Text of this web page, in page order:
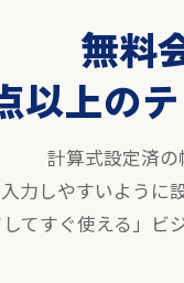
無料
以上の
計算式設定済の
入力しやすいように
してすぐ使える」